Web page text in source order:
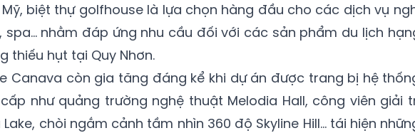
biệt thự golfhouse là lựa chọn hàng đầu cho các dịch vụ
spa… nhằm đáp ứng nhu cầu đối với các sản phẩm du lịch
thiếu hụt tại Quy Nhơn.
Canava còn gia tăng đáng kể khi dự án được trang bị hệ
như quảng trường nghệ thuật Melodia Hall, công viên giải
chòi ngắm cảnh tầm nhìn 360 độ Skyline Hill… tái hiện